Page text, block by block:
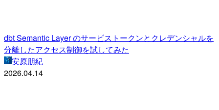
dbt Semantic Layer のサービストークンとクレデンシャルを
分離したアクセス制御を試してみた
安原朋紀
2026.04.14